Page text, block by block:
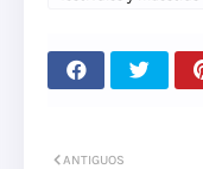
ANTIGUOS